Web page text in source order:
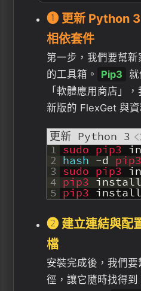
❶ 更新 Python
相依套件
第一步，我們要幫
的工具箱。
Pip3
「軟體應用商店」
新版的 FlexGet 與資
更新 Python 3
1
2
3
4
5
sudo pip3
hash -d pip3
sudo pip3
pip3 install
pip3 install
❷ 建立連結與配
檔
安裝完成後，我們
徑，讓它隨時找得